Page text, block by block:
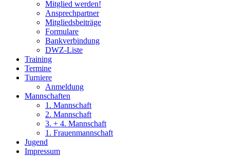
Mitglied werden!
Ansprechpartner
Mitgliedsbeiträge
Formulare
Bankverbindung
DWZ-Liste
Training
Termine
Turniere
Anmeldung
Mannschaften
1. Mannschaft
2. Mannschaft
3. + 4. Mannschaft
1. Frauenmannschaft
Jugend
Impressum